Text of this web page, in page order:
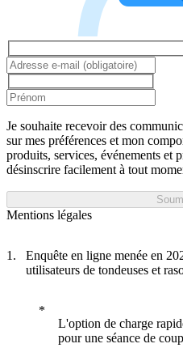
Je souhaite recevoir des
sur mes préférences et mon
produits, services, événements et
désinscrire facilement à tout
Mentions légales
Enquête en ligne menée en
utilisateurs de tondeuses et
L'option de charge
pour une séance de